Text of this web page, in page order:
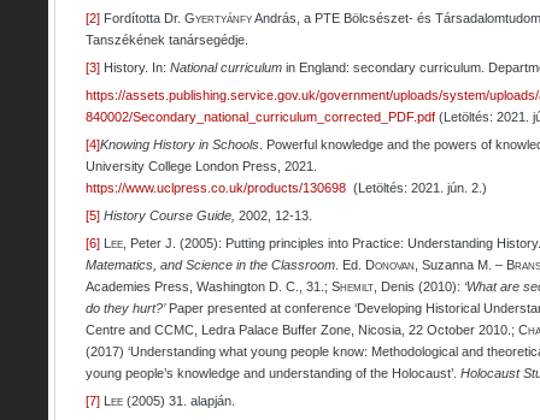
[2] Fordította Dr. GyertyánfyAndrás, a PTE Bölcsészet- és
Tanszékének tanársegédje.
[3] History. In: National curriculum in England: secondary curriculum.
https://assets.publishing.service.gov.uk/government/uploads/system/
840002/Secondary_national_curriculum_corrected_PDF.pdf (Letöltés: 2021.
[4]Knowing History in Schools . Powerful knowledge and the powers of
University College London Press, 2021.
https://www.uclpress.co.uk/products/130698 (Letöltés: 2021. jún. 2.)
[5] History Course Guide, 2002, 12-13.
[6]
Lee, Peter J (2005): Putting principles into Practice: Understanding
Matematics, and Science in the Classroom . Ed. Donovan , Suzanna M. –
Academies Press, Washington D. C., 31.; Shemilt , Denis (2010): ‘What are
do they hurt?’Paper presented at conference ‘Developing Historical
Centre and CCMC, Ledra Palace Buffer Zone, Nicosia, 22 October 2010.;
(2017) ‘Understanding what young people know: Methodological and
young people’s knowledge and understanding of the Holocaust’. Holocaust
[7]
Lee (2005) 31. alapján.